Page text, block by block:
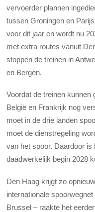
vervoerder plannen
tussen Groningen en
voor dit jaar en wordt nu
met extra routes vanuit
stoppen de treinen in
en Bergen.
Voordat de treinen kunnen
België en Frankrijk nog
moet in de drie landen
moet de dienstregeling
van het spoor. Daardoor
daadwerkelijk begin 2028
Den Haag krijgt zo
internationale
Brussel – raakte het